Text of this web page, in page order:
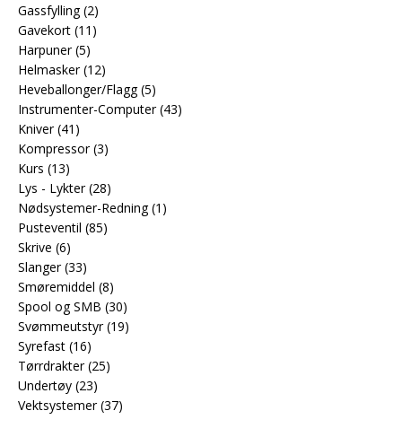
Gassfylling (2)
Gavekort (11)
Harpuner (5)
Helmasker (12)
Heveballonger/Flagg (5)
Instrumenter-Computer (43)
Kniver (41)
Kompressor (3)
Kurs (13)
Lys - Lykter (28)
Nødsystemer-Redning (1)
Pusteventil (85)
Skrive (6)
Slanger (33)
Smøremiddel (8)
Spool og SMB (30)
Svømmeutstyr (19)
Syrefast (16)
Tørrdrakter (25)
Undertøy (23)
Vektsystemer (37)